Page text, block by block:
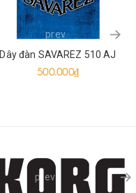
Dây đàn SAVAREZ 510 AJ
500.000₫
prev
prev